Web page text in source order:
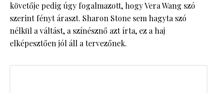
követője pedig úgy fogalmazott, hogy Vera Wang szó
szerint fényt áraszt. Sharon Stone sem hagyta szó
nélkül a váltást, a színésznő azt írta, ez a haj
elképesztően jól áll a tervezőnek.